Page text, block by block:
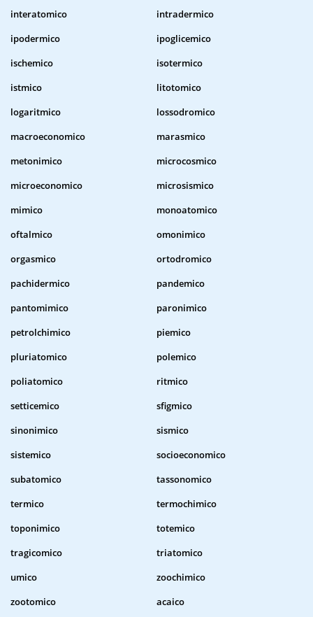
interatomico
intradermico
ipodermico
ipoglicemico
ischemico
isotermico
istmico
litotomico
logaritmico
lossodromico
macroeconomico
marasmico
metonimico
microcosmico
microeconomico
microsismico
mimico
monoatomico
oftalmico
omonimico
orgasmico
ortodromico
pachidermico
pandemico
pantomimico
paronimico
petrolchimico
piemico
pluriatomico
polemico
poliatomico
ritmico
setticemico
sfigmico
sinonimico
sismico
sistemico
socioeconomico
subatomico
tassonomico
termico
termochimico
toponimico
totemico
tragicomico
triatomico
umico
zoochimico
zootomico
acaico